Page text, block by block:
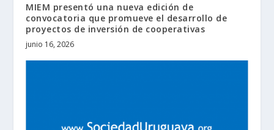
MIEM presentó una nueva edición de
convocatoria que promueve el desarrollo de
proyectos de inversión de cooperativas
junio 16, 2026